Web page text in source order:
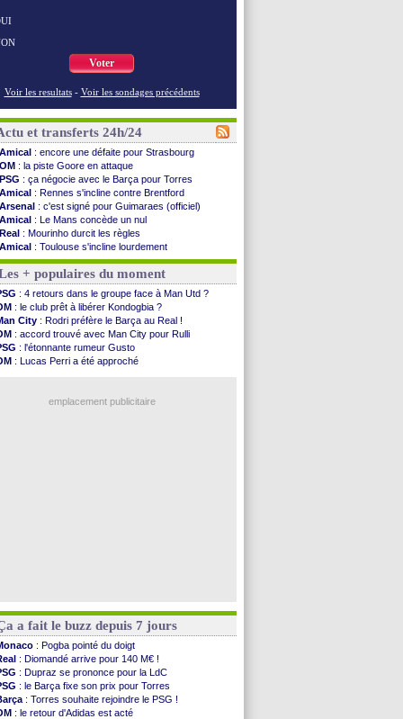
Voter
Voir les resultats - Voir les sondages précédents
et transferts 24h/24
Amical : encore une défaite pour Strasbourg
OM : la piste Goore en attaque
PSG : ça négocie avec le Barça pour Torres
Amical : Rennes s'incline contre Brentford
Arsenal : c'est signé pour Guimaraes (officiel)
Amical : Le Mans concède un nul
Real : Mourinho durcit les règles
Amical : Toulouse s'incline lourdement
OM: Benatia et la "médiocrité" dans le club
Newcastle: Guimarães, le club se défend
: la 1ère journée à suivre en DIRECT !
PSG : une deuxième offre pour Suzuki
PSG: le groupe pour le match face à Man Utd
OM : le jour où tout a basculé pour Benatia
Heracles: Reine-Adélaïde, le sort s'acharne...
Monaco: Mawissa a gravement blessé Uche
OM : accord avec la Real Sociedad pour Aguerd
: le groupe pour défier le PSG
+ populaires du moment
: 4 retours dans le groupe face à Man Utd ?
: le club prêt à libérer Kondogbia ?
City : Rodri préfère le Barça au Real !
: accord trouvé avec Man City pour Rulli
: l'étonnante rumeur Gusto
: Lucas Perri a été approché
emplacement publicitaire
a fait le buzz depuis 7 jours
: Pogba pointé du doigt
: Diomandé arrive pour 140 M€ !
: Dupraz se prononce pour la LdC
: le Barça fixe son prix pour Torres
: Torres souhaite rejoindre le PSG !
: le retour d'Adidas est acté